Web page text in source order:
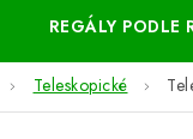
REGÁLY PODLE
Teleskopické